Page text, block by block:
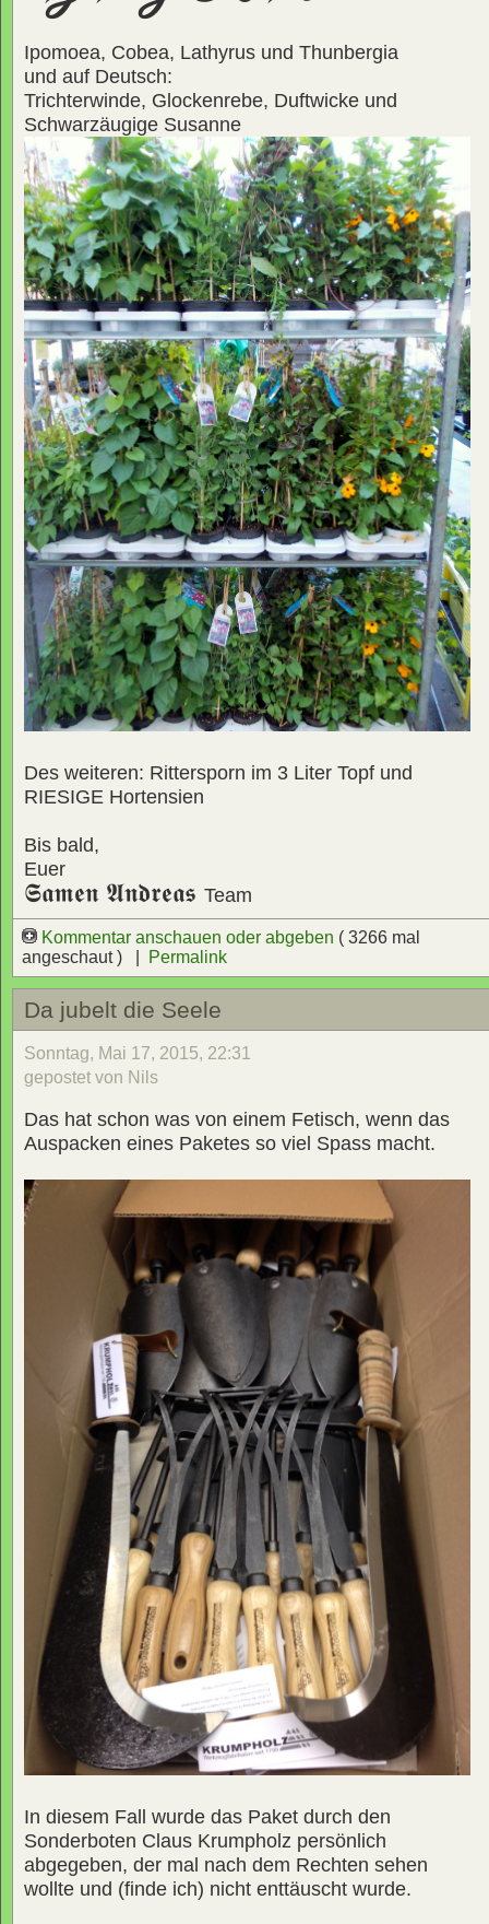
Ipomoea, Cobea, Lathyrus und Thunbergia
und auf Deutsch:
Trichterwinde, Glockenrebe, Duftwicke und
Schwarzäugige Susanne
Des weiteren: Rittersporn im 3 Liter Topf und
RIESIGE Hortensien
Bis bald,
Euer
𝕾𝖆𝖒𝖊𝖓 𝕬𝖓𝖉𝖗𝖊𝖆𝖘 Team
Kommentar anschauen oder abgeben ( 3266 mal
angeschaut ) |
Permalink
Da jubelt die Seele
Sonntag, Mai 17, 2015, 22:31
gepostet von Nils
Das hat schon was von einem Fetisch, wenn das
Auspacken eines Paketes so viel Spass macht.
In diesem Fall wurde das Paket durch den
Sonderboten Claus Krumpholz persönlich
abgegeben, der mal nach dem Rechten sehen
wollte und (finde ich) nicht enttäuscht wurde.